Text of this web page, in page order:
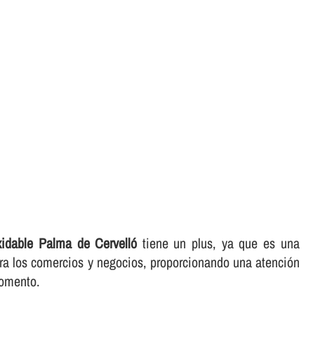
Palma de Cervelló tiene un plus, ya que es una
los comercios y negocios, proporcionando una atención